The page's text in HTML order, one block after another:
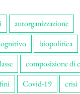
autorganizzazione
biopolitica
composizione di
Covid-19 crisi